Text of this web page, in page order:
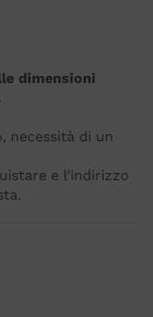
dimensioni
necessità di un
e l’indirizzo